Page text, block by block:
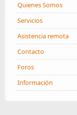
Quienes Somos
Servicios
Asistencia remota
Contacto
Foros
Información